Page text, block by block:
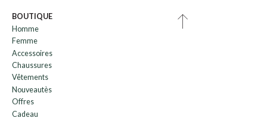
BOUTIQUE
Homme
Femme
Accessoires
Chaussures
Vêtements
Nouveautès
Offres
Cadeau